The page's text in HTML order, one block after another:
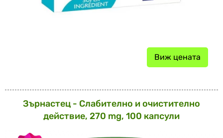
Виж цената
Зърнастец - Слабително и очистително
действие, 270 mg, 100 капсули